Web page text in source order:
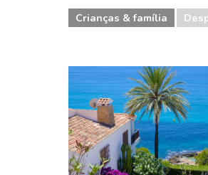
Crianças & família